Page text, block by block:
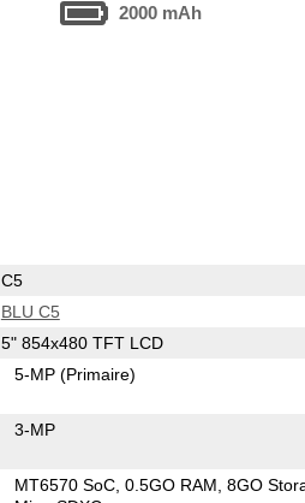
2000 mAh
C5
BLU C5
5" 854x480 TFT LCD
5-MP(Primaire)
3-MP
MT6570 SoC 0.5GO RAM 8GO